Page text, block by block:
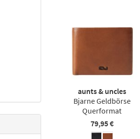
aunts & uncles
Bjarne Geldbörse
Querformat
79,95 €